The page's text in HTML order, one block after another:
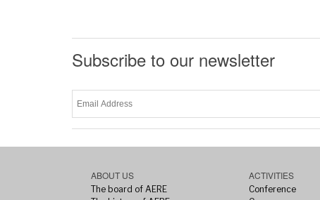
Subscribe to our newsletter
ABOUT US
The board of AERE
ACTIVITIES
Conference